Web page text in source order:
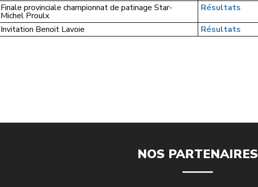
Finale provinciale championnat de patinage Star-
Michel Proulx
Résultats
Invitation Benoit Lavoie
Résultats
NOS PARTENAIRES